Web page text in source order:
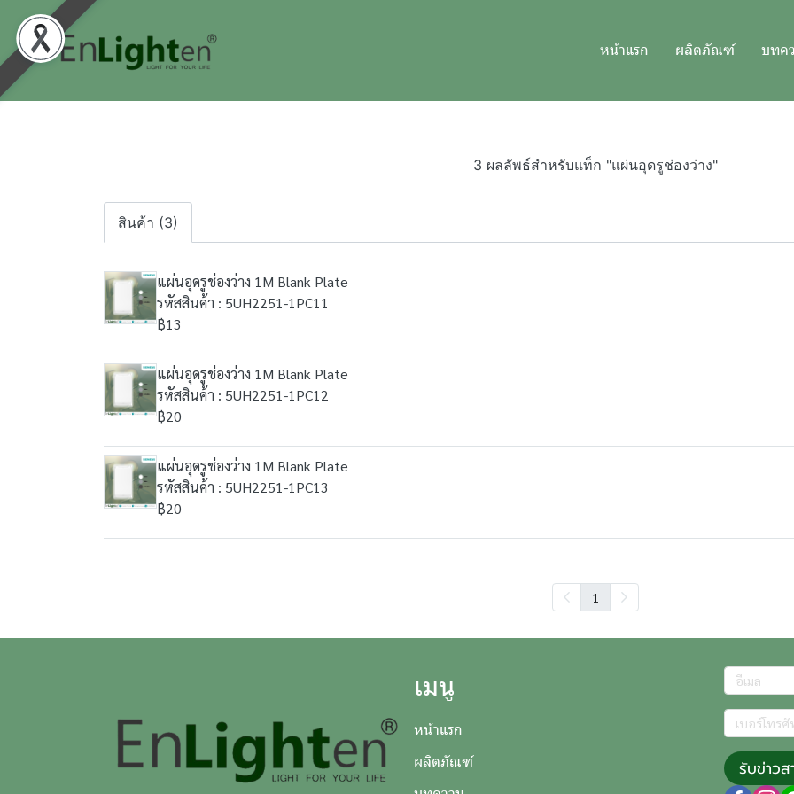
หน้าแรก ผลิตภัณฑ์ บทค
3 ผลลัพธ์สำหรับแท็ก "แผ่นอุดรูช่องว่าง"
สินค้า (3)
แผ่นอุดรูช่องว่าง 1M Blank Plate
รหัสสินค้า : 5UH2251-1PC11
฿13
แผ่นอุดรูช่องว่าง 1M Blank Plate
รหัสสินค้า : 5UH2251-1PC12
฿20
แผ่นอุดรูช่องว่าง 1M Blank Plate
รหัสสินค้า : 5UH2251-1PC13
฿20
1
เมนู
หน้าแรก
ผลิตภัณฑ์
รับข่าวส